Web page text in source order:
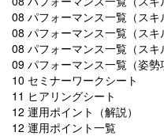
08 パフォーマンス一覧（スキ
08 パフォーマンス一覧（スキ
08 パフォーマンス一覧（スキ
09 パフォーマンス一覧（姿勢
10 セミナーワークシート
11 ヒアリングシート
12 運用ポイント（解説）
12 運用ポイント一覧